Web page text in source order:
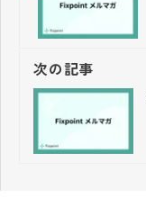
次の記事